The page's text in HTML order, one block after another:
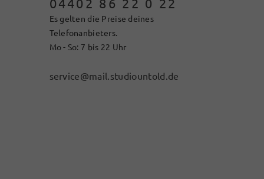
Es gelten die Preise deines
Telefonanbieters.
Mo - So: 7 bis 22 Uhr
service@mail.studiountold.de